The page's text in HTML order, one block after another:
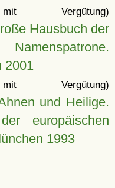
Vergütung)
Hausbuch der
2001
Vergütung)
und Heilige.
europäischen
1993